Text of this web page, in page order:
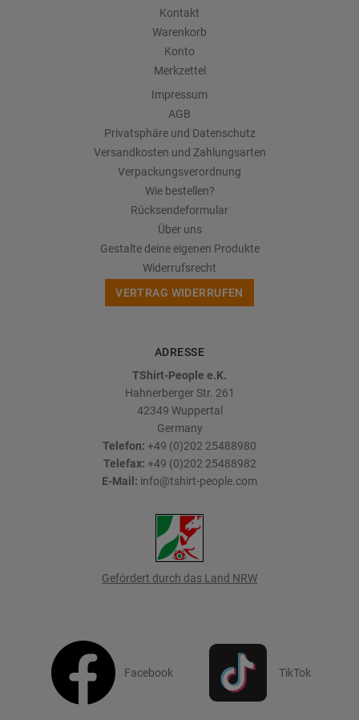
Kontakt
Warenkorb
Konto
Merkzettel
Impressum
AGB
Privatsphäre und Datenschutz
Versandkosten und Zahlungsarten
Verpackungsverordnung
Wie bestellen?
Rücksendeformular
Über uns
Gestalte deine eigenen Produkte
Widerrufsrecht
VERTRAG WIDERRUFEN
ADRESSE
TShirt-People e.K.
Hahnerberger Str. 261
42349 Wuppertal
Germany
Telefon: +49 (0)202 25488980
Telefax: +49 (0)202 25488982
E-Mail: info@tshirt-people.com
Gefördert durch das Land NRW
Facebook TikTok